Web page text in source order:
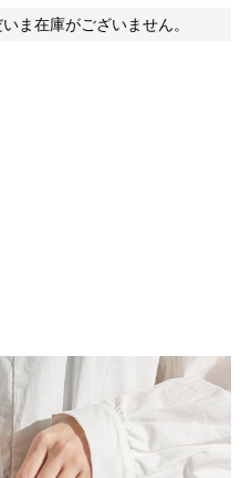
極やわシリーズ
日本製
ま在庫がございません。